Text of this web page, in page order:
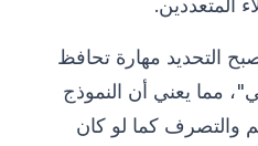
المتعددين.
التحديد مهارة تحافظ
مما يعني أن النموذج
والتصرف كما لو كان